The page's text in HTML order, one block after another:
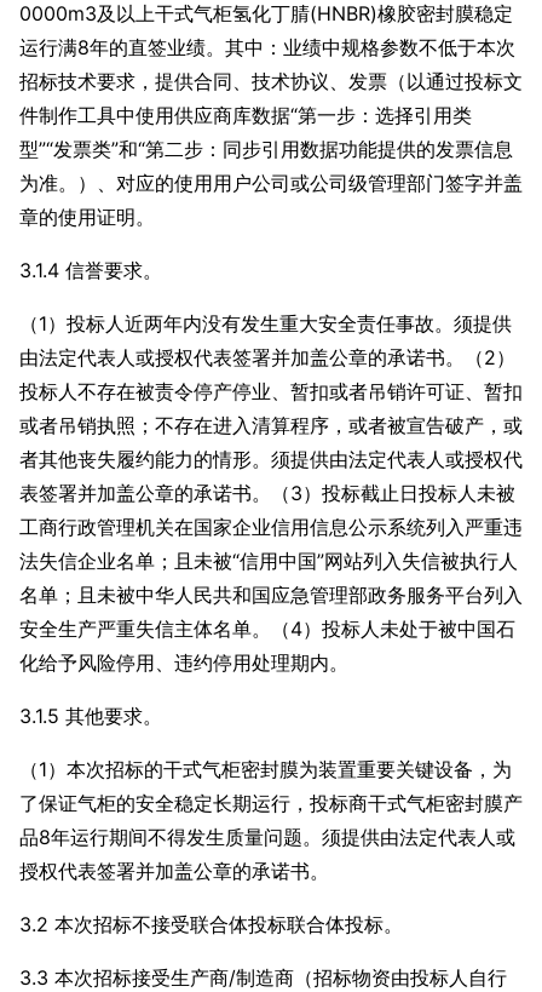
0000m3及以上干式气柜氢化丁腈(HNBR)橡胶密封膜稳定
运行满8年的直签业绩。其中：业绩中规格参数不低于本次
招标技术要求，提供合同、技术协议、发票（以通过投标文
件制作工具中使用供应商库数据“第一步：选择引用类
型”“发票类”和“第二步：同步引用数据功能提供的发票信息
为准。）、对应的使用用户公司或公司级管理部门签字并盖
章的使用证明。
3.1.4 信誉要求。
（1）投标人近两年内没有发生重大安全责任事故。须提供
由法定代表人或授权代表签署并加盖公章的承诺书。（2）
投标人不存在被责令停产停业、暂扣或者吊销许可证、暂扣
或者吊销执照；不存在进入清算程序，或者被宣告破产，或
者其他丧失履约能力的情形。须提供由法定代表人或授权代
表签署并加盖公章的承诺书。（3）投标截止日投标人未被
工商行政管理机关在国家企业信用信息公示系统列入严重违
法失信企业名单；且未被“信用中国”网站列入失信被执行人
名单；且未被中华人民共和国应急管理部政务服务平台列入
安全生产严重失信主体名单。（4）投标人未处于被中国石
化给予风险停用、违约停用处理期内。
3.1.5 其他要求。
（1）本次招标的干式气柜密封膜为装置重要关键设备，为
了保证气柜的安全稳定长期运行，投标商干式气柜密封膜产
品8年运行期间不得发生质量问题。须提供由法定代表人或
授权代表签署并加盖公章的承诺书。
3.2 本次招标不接受联合体投标联合体投标。
3.3 本次招标接受生产商/制造商（招标物资由投标人自行